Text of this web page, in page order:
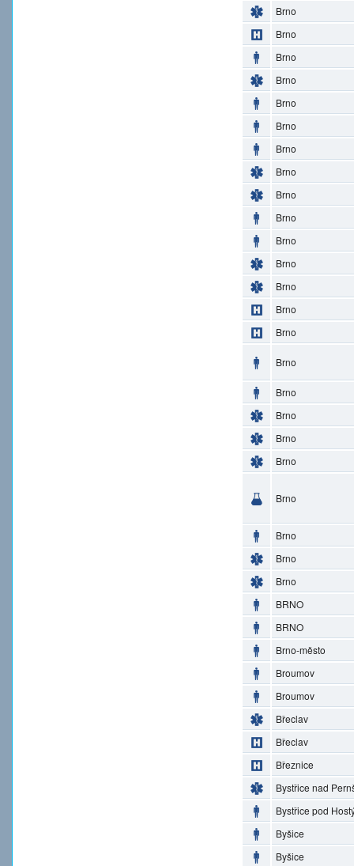
Brno
Brno
Brno
Brno
Brno
Brno
Brno
Brno
Brno
Brno
Brno
Brno
Brno
Brno
Brno
Brno
Brno
Brno
Brno
Brno
Brno
Brno
Brno
Brno
BRNO
BRNO
Brno-město
Broumov
Broumov
Břeclav
Břeclav
Březnice
Bystřice nad
Bystřice pod
Byšice
Byšice